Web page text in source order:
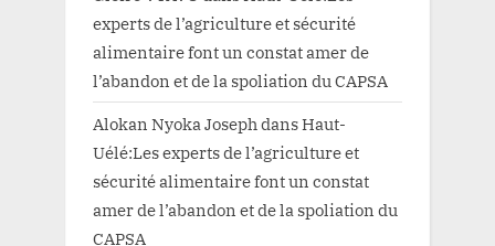
experts de l’agriculture et sécurité
alimentaire font un constat amer de
l’abandon et de la spoliation du CAPSA
Alokan Nyoka Joseph dansHaut-
Uélé:Les experts de l’agriculture et
sécurité alimentaire font un constat
amer de l’abandon et de la spoliation du
CAPSA